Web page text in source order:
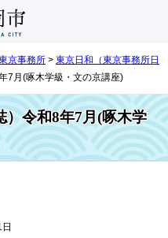
京事務所 > 東京日和（東京事務所日
7月(啄木学級・文の京講座)
）令和8年7月(啄木学